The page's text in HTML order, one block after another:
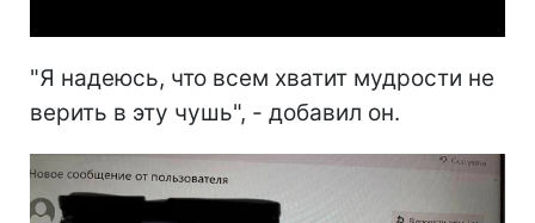
"Я надеюсь, что всем хватит мудрости не
верить в эту чушь", - добавил он.